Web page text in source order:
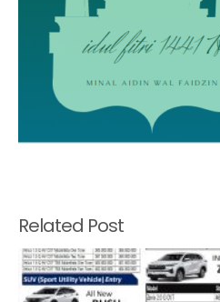
Related Post